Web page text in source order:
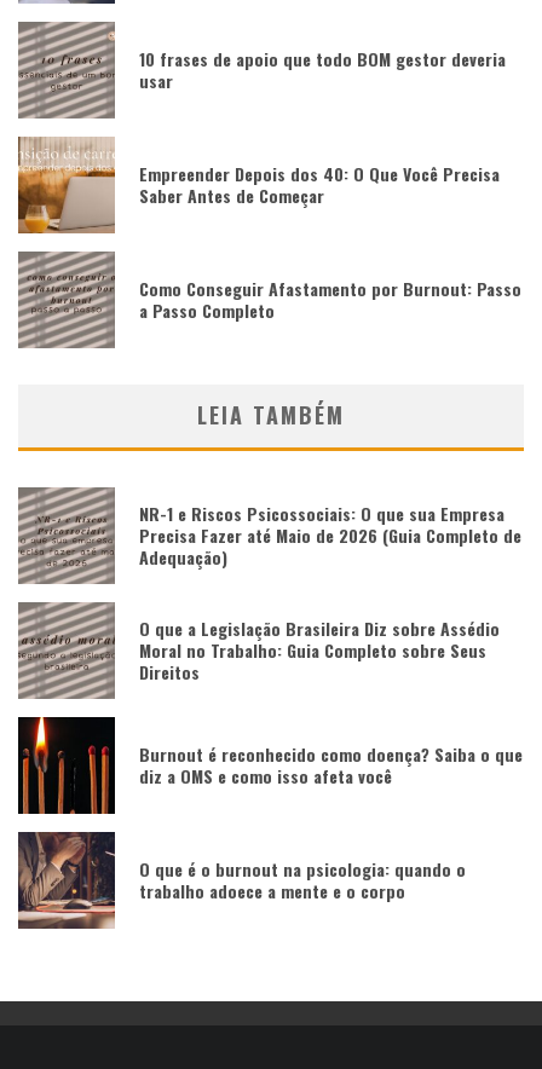
10 frases de apoio que todo BOM gestor deveria
usar
Empreender Depois dos 40: O Que Você Precisa
Saber Antes de Começar
Como Conseguir Afastamento por Burnout: Passo
a Passo Completo
LEIA TAMBÉM
NR-1 e Riscos Psicossociais: O que sua Empresa
Precisa Fazer até Maio de 2026 (Guia Completo de
Adequação)
O que a Legislação Brasileira Diz sobre Assédio
Moral no Trabalho: Guia Completo sobre Seus
Direitos
Burnout é reconhecido como doença? Saiba o que
diz a OMS e como isso afeta você
O que é o burnout na psicologia: quando o
trabalho adoece a mente e o corpo